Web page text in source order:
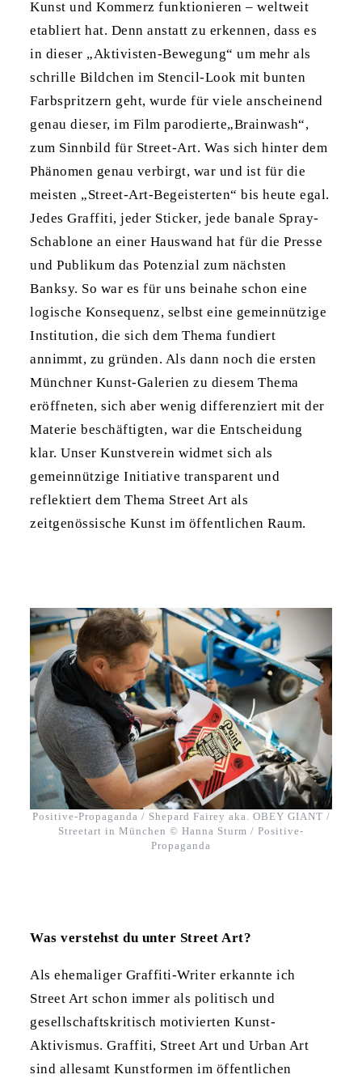
Kunst und Kommerz funktionieren – weltweit
etabliert hat. Denn anstatt zu erkennen, dass es
in dieser „Aktivisten-Bewegung“ um mehr als
schrille Bildchen im Stencil-Look mit bunten
Farbspritzern geht, wurde für viele anscheinend
genau dieser, im Film parodierte„Brainwash“,
zum Sinnbild für Street-Art. Was sich hinter dem
Phänomen genau verbirgt, war und ist für die
meisten „Street-Art-Begeisterten“ bis heute egal.
Jedes Graffiti, jeder Sticker, jede banale Spray-
Schablone an einer Hauswand hat für die Presse
und Publikum das Potenzial zum nächsten
Banksy. So war es für uns beinahe schon eine
logische Konsequenz, selbst eine gemeinnützige
Institution, die sich dem Thema fundiert
annimmt, zu gründen. Als dann noch die ersten
Münchner Kunst-Galerien zu diesem Thema
eröffneten, sich aber wenig differenziert mit der
Materie beschäftigten, war die Entscheidung
klar. Unser Kunstverein widmet sich als
gemeinnützige Initiative transparent und
reflektiert dem Thema Street Art als
zeitgenössische Kunst im öffentlichen Raum.
Positive-Propaganda / Shepard Fairey aka. OBEY GIANT /
Streetart in München © Hanna Sturm / Positive-
Propaganda
Was verstehst du unter Street Art?
Als ehemaliger Graffiti-Writer erkannte ich
Street Art schon immer als politisch und
gesellschaftskritisch motivierten Kunst-
Aktivismus. Graffiti, Street Art und Urban Art
sind allesamt Kunstformen im öffentlichen